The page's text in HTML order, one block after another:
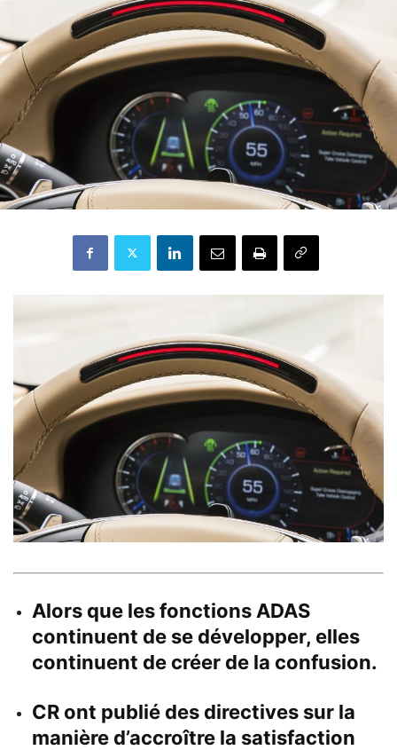
Alors que les fonctions ADAS
continuent de se développer, elles
continuent de créer de la confusion.
CR ont publié des directives sur la
manière d’accroître la satisfaction